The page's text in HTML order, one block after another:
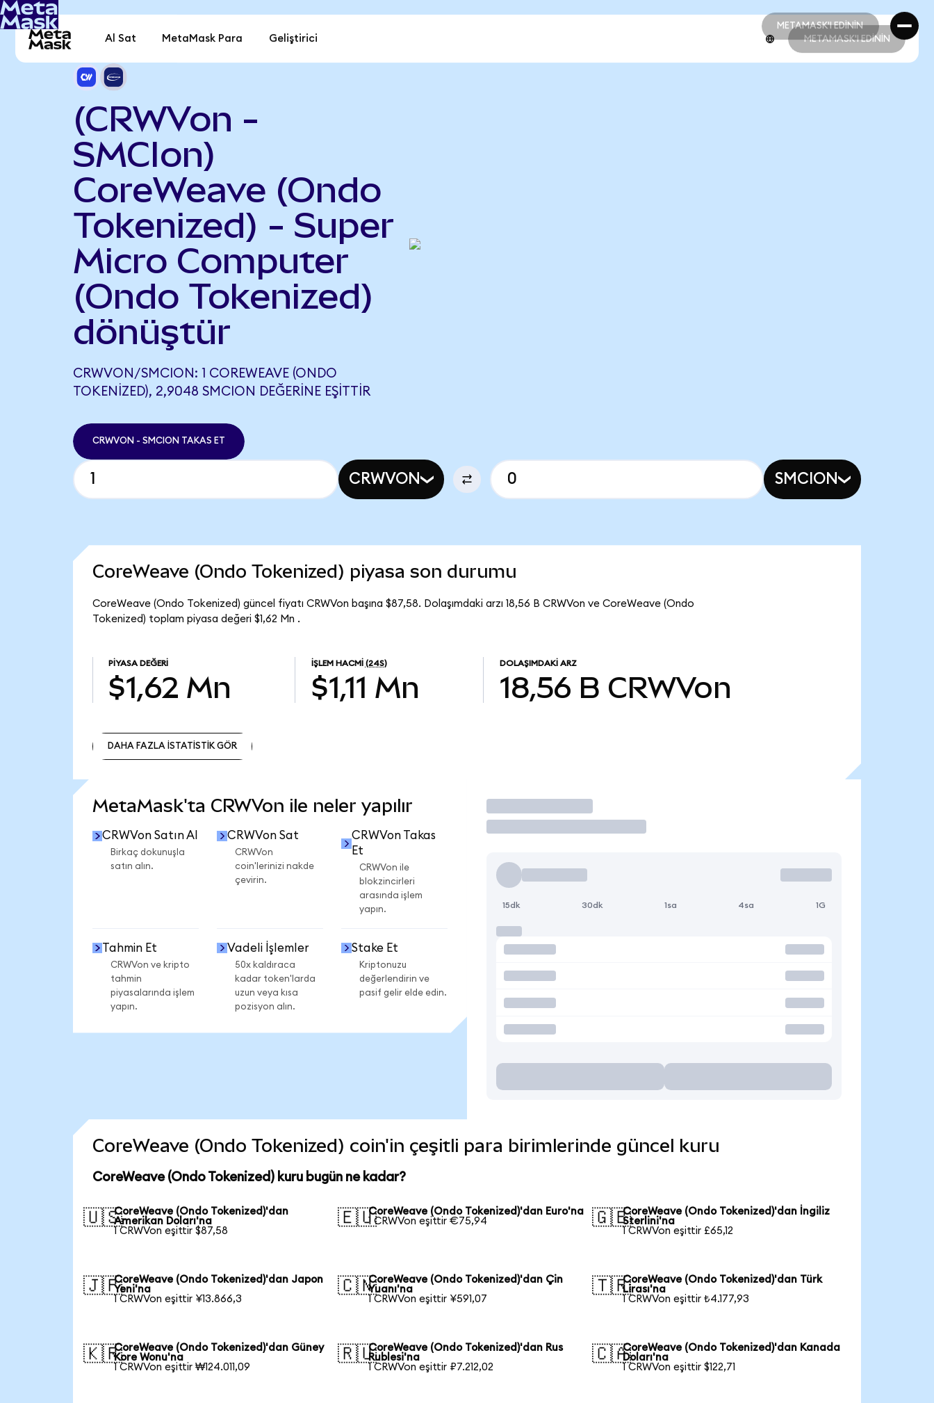
METAMASK'I EDİNİN
METAMASK'I EDİNİN
Al Sat MetaMask Para Geliştirici METAMASK'I EDİNİN
(CRWVon -
SMCIon)
CoreWeave (Ondo
Tokenized) - Super
Micro Computer
(Ondo Tokenized)
dönüştür
CRWVON/SMCION: 1 COREWEAVE (ONDO
TOKENIZED), 2,9048 SMCION DEĞERINE EŞITTIR
CRWVON - SMCION TAKAS ET
CRWVON SMCION
CoreWeave (Ondo Tokenized) piyasa son durumu
CoreWeave (Ondo Tokenized) güncel fiyatı CRWVon başına $87,58. Dolaşımdaki arzı 18,56 B CRWVon ve CoreWeave (Ondo
Tokenized) toplam piyasa değeri $1,62 Mn .
PIYASA DEĞERI
$1,62 Mn
İŞLEM HACMI (24S)
$1,11 Mn
DOLAŞIMDAKI ARZ
18,56 B CRWVon
DAHA FAZLA İSTATİSTİK GÖR
MetaMask'ta CRWVon ile neler yapılır
CRWVon Satın Al
Birkaç dokunuşla
satın alın.
CRWVon Sat
CRWVon
coin'lerinizi nakde
çevirin.
CRWVon Takas
Et
CRWVon ile
blokzincirleri
arasında işlem
yapın.
Tahmin Et
CRWVon ve kripto
tahmin
piyasalarında işlem
yapın.
Vadeli İşlemler
50x kaldıraca
kadar token'larda
uzun veya kısa
pozisyon alın.
Stake Et
Kriptonuzu
değerlendirin ve
pasif gelir elde edin.
İşlem Yap
15dk 30dk 1sa 4sa 1G
CoreWeave (Ondo Tokenized) coin'in çeşitli para birimlerinde güncel kuru
CoreWeave (Ondo Tokenized) kuru bugün ne kadar?
🇺🇸CoreWeave (Ondo Tokenized)'dan
Amerikan Doları'na
1 CRWVon eşittir $87,58
🇪🇺CoreWeave (Ondo Tokenized)'dan Euro'na
1 CRWVon eşittir €75,94
🇬🇧CoreWeave (Ondo Tokenized)'dan İngiliz
Sterlini'na
1 CRWVon eşittir £65,12
🇯🇵CoreWeave (Ondo Tokenized)'dan Japon
Yeni'na
1 CRWVon eşittir ¥13.866,3
🇨🇳CoreWeave (Ondo Tokenized)'dan Çin
Yuanı'na
1 CRWVon eşittir ¥591,07
🇹🇷CoreWeave (Ondo Tokenized)'dan Türk
Lirası'na
1 CRWVon eşittir ₺4.177,93
🇰🇷CoreWeave (Ondo Tokenized)'dan Güney
Kore Wonu'na
1 CRWVon eşittir ₩124.011,09
🇷🇺CoreWeave (Ondo Tokenized)'dan Rus
Rublesi'na
1 CRWVon eşittir ₽7.212,02
🇨🇦CoreWeave (Ondo Tokenized)'dan Kanada
Doları'na
1 CRWVon eşittir $122,71